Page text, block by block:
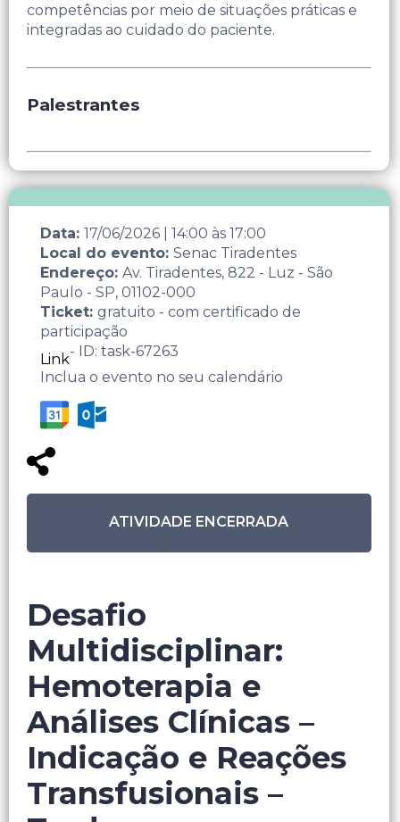
competências por meio de situações práticas e
integradas ao cuidado do paciente.
Palestrantes
Data: 17/06/2026 14:00 às 17:00
Local do evento: Senac Tiradentes
Endereço: Av. Tiradentes, 822 - Luz - São
Paulo - SP, 01102-000
Ticket: gratuito - com certificado de
participação
Link- ID: task-67263
Inclua o evento no seu calendário
ATIVIDADE ENCERRADA
Desafio
Multidisciplinar:
Hemoterapia e
Análises Clínicas –
Indicação e Reações
Transfusionais –